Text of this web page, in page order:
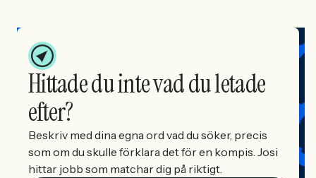
Hittade du inte vad du letade
efter?
Beskriv med dina egna ord vad du söker, precis
som om du skulle förklara det för en kompis. Josi
hittar jobb som matchar dig på riktigt.